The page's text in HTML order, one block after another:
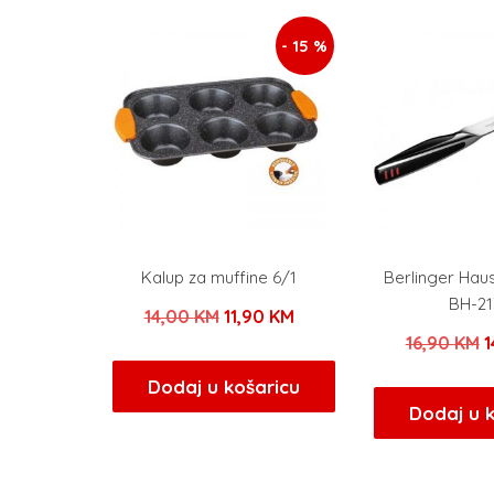
- 15 %
Kalup za muffine 6/1
14,00KM Izvorna
bila
je:
11,90 KMTrenutna
je:
11,90 KM.
Dodaj u košaricu
Berlinger
BH-
16,90KM
Dodaj u